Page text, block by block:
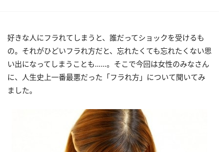
好きな人にフラれてしまうと、誰だってショックを受けるも
の。それがひどいフラれ方だと、忘れたくても忘れたくない思
い出になってしまうことも……。そこで今回は女性のみなさん
に、人生史上一番最悪だった「フラれ方」について聞いてみ
ました。